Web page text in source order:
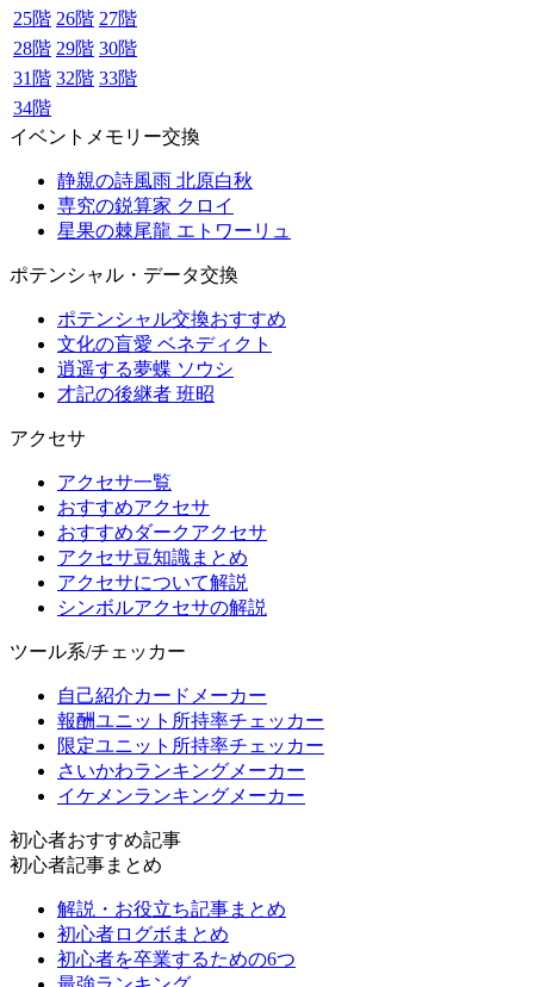
25階 26階 27階
28階 29階 30階
31階 32階 33階
34階
イベントメモリー交換
静親の詩風雨 北原白秋
専究の鋭算家 クロイ
星果の棘尾龍 エトワーリュ
ポテンシャル・データ交換
ポテンシャル交換おすすめ
文化の盲愛 ベネディクト
逍遥する夢蝶 ソウシ
才記の後継者 班昭
アクセサ
アクセサ一覧
おすすめアクセサ
おすすめダークアクセサ
アクセサ豆知識まとめ
アクセサについて解説
シンボルアクセサの解説
ツール系/チェッカー
自己紹介カードメーカー
報酬ユニット所持率チェッカー
限定ユニット所持率チェッカー
さいかわランキングメーカー
イケメンランキングメーカー
初心者おすすめ記事
初心者記事まとめ
解説・お役立ち記事まとめ
初心者ログボまとめ
初心者を卒業するための6つ